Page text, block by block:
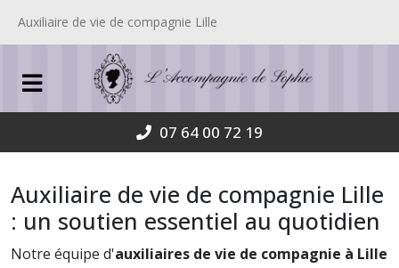
Auxiliaire de vie de compagnie Lille
07 64 00 72 19
Auxiliaire de vie de compagnie Lille
: un soutien essentiel au quotidien
Notre équipe d'auxiliaires de vie de compagnie à Lille